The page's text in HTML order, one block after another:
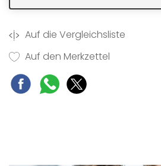
Auf die Vergleichsliste
Auf den Merkzettel